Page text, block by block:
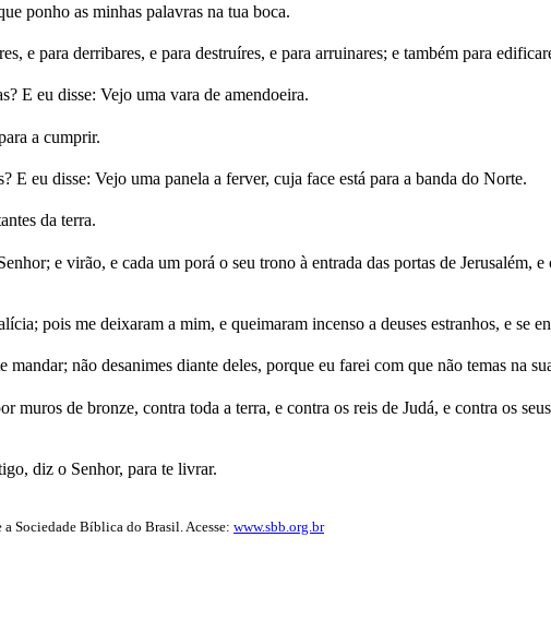
ponho as minhas palavras na tua boca.
e para derribares, e para destruíres, e para arruinares; e também para
E eu disse: Vejo uma vara de amendoeira.
a cumprir.
eu disse: Vejo uma panela a ferver, cuja face está para a banda do Norte.
da terra.
e virão, e cada um porá o seu trono à entrada das portas de Jerusalém,
pois me deixaram a mim, e queimaram incenso a deuses estranhos, e se
não desanimes diante deles, porque eu farei com que não temas na
de bronze, contra toda a terra, e contra os reis de Judá, e contra os
diz o Senhor, para te livrar.
Sociedade Bíblica do Brasil. Acesse: www.sbb.org.br